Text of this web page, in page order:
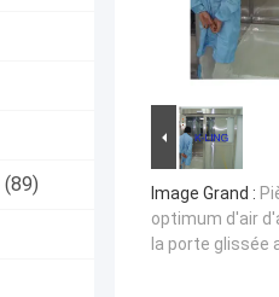
(89) Image Grand :
optimum d'air
la porte glissée